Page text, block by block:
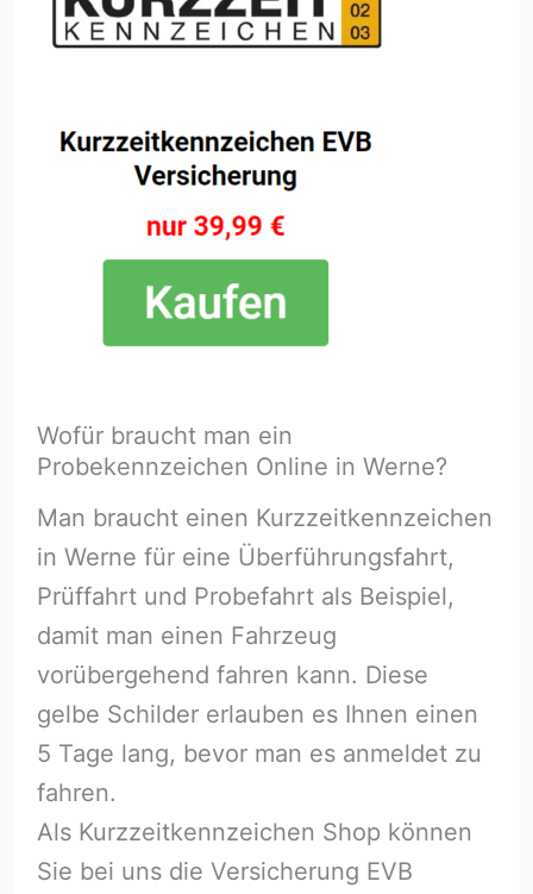
Wofür braucht man ein
Probekennzeichen Online in Werne?
Man braucht einen Kurzzeitkennzeichen
in Werne für eine Überführungsfahrt,
Prüffahrt und Probefahrt als Beispiel,
damit man einen Fahrzeug
vorübergehend fahren kann. Diese
gelbe Schilder erlauben es Ihnen einen
5 Tage lang, bevor man es anmeldet zu
fahren.
Als Kurzzeitkennzeichen Shop können
Sie bei uns die Versicherung EVB